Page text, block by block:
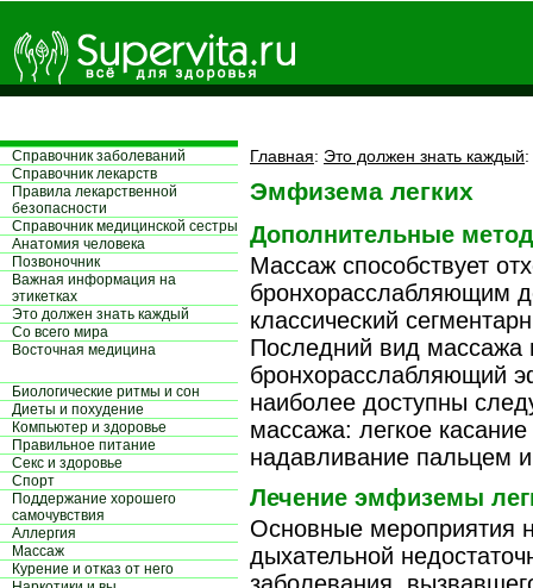
Справочник заболеваний
Справочник лекарств
Правила лекарственной
безопасности
Справочник медицинской сестры
Aнатомия человека
Позвоночник
Важная информация на
этикетках
Это должен знать каждый
Со всего мира
Восточная медицина
Биологические ритмы и сон
Диеты и похудение
Компьютер и здоровье
Правильное питание
Секс и здоровье
Спорт
Поддержание хорошего
самочувствия
Аллергия
Массаж
Курение и отказ от него
Главная: Это должен знать каждый:
Эмфизема легких
Дополнительные
Массаж способствует
бронхорасслабляющим
классический
Последний вид массажа
бронхорасслабляющий
наиболее доступны
массажа: легкое
надавливание пальцем
Лечение эмфиземы
Основные мероприятия
дыхательной